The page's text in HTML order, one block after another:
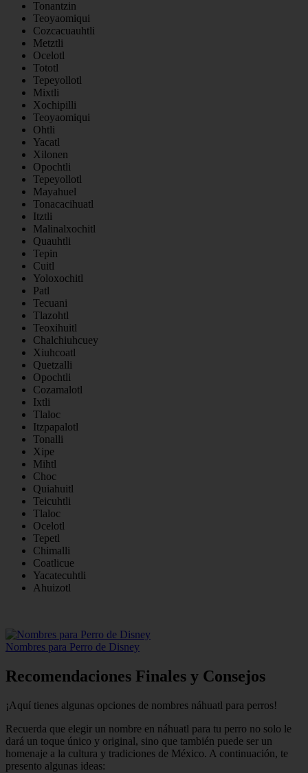
Tonantzin
Teoyaomiqui
Cozcacuauhtli
Metztli
Ocelotl
Tototl
Tepeyollotl
Mixtli
Xochipilli
Teoyaomiqui
Ohtli
Yacatl
Xilonen
Opochtli
Tepeyollotl
Mayahuel
Tonacacihuatl
Itztli
Malinalxochitl
Quauhtli
Tepin
Cuitl
Yoloxochitl
Patl
Tecuani
Tlazohtl
Teoxihuitl
Chalchiuhcuey
Xiuhcoatl
Quetzalli
Opochtli
Cozamalotl
Ixtli
Tlaloc
Itzpapalotl
Tonalli
Xipe
Mihtl
Choc
Quiahuitl
Teicuhtli
Tlaloc
Ocelotl
Tepetl
Chimalli
Coatlicue
Yacatecuhtli
Ahuizotl
Nombres para Perro de Disney
Recomendaciones Finales y Consejos
¡Aquí tienes algunas opciones de nombres náhuatl para perros!
Recuerda que elegir un nombre en náhuatl para tu perro no solo le
dará un toque único y original, sino que también puede ser un
homenaje a la cultura y tradiciones de México. A continuación, te
presento algunas ideas: